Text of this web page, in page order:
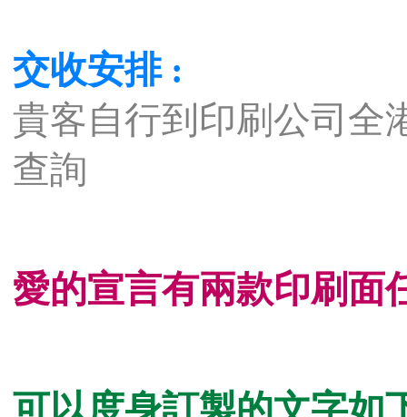
交收安排 :
貴客自行到印刷公司全
查詢
愛的宣言有兩款印刷面